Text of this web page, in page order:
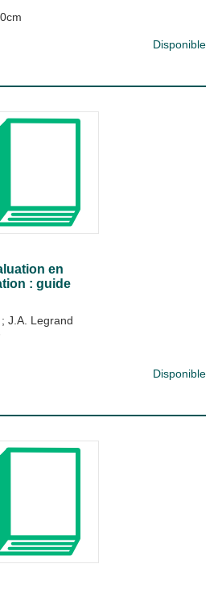
Disponible
en
: guide
; J.A. Legrand
Disponible